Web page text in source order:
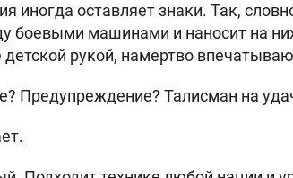
иногда оставляет знаки. Так,
боевыми машинами и наносит на
рукой, намертво
Предупреждение? Талисман на